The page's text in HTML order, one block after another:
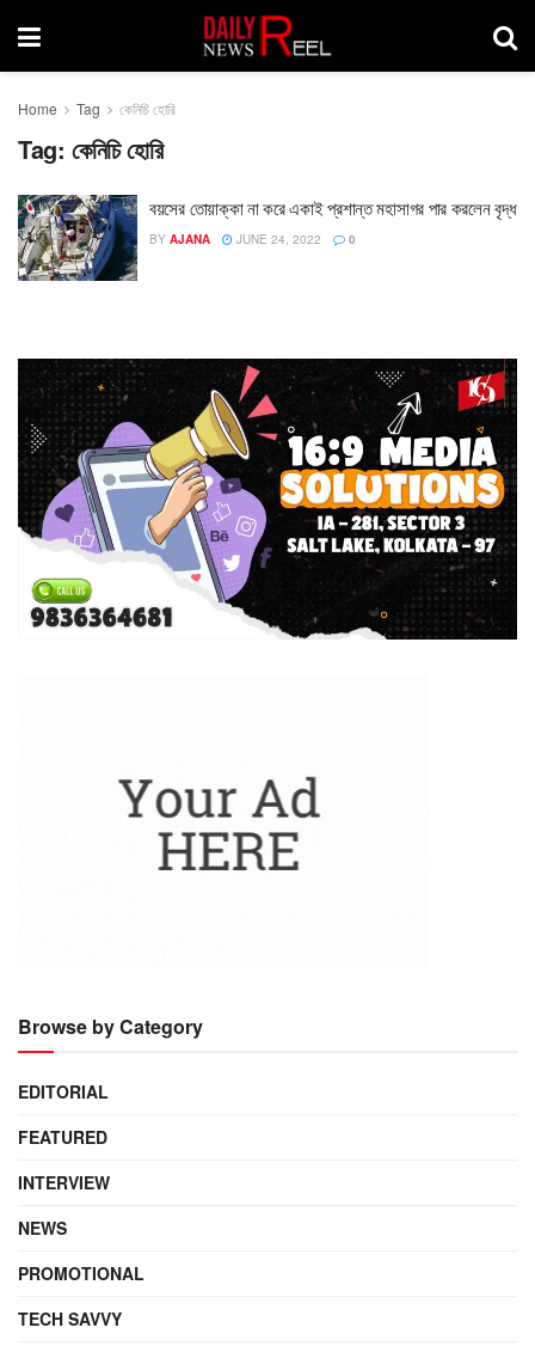
Home Tag কেনিচি হোরি
Tag: কেনিচি হোরি
বয়সের তোয়াক্কা না করে একাই প্রশান্ত মহাসাগর পার করলেন বৃদ্ধ
BY AJANA JUNE 24, 2022 0
Browse by Category
EDITORIAL
FEATURED
INTERVIEW
NEWS
PROMOTIONAL
TECH SAVVY